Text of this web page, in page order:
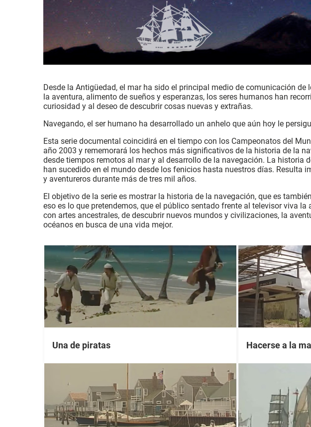
Desde la Antigüedad, el mar ha sido el principal medio de comunicación
la aventura, alimento de sueños y esperanzas, los seres humanos han
curiosidad y al deseo de descubrir cosas nuevas y extrañas.
Navegando, el ser humano ha desarrollado un anhelo que aún hoy le
Esta serie documental coincidirá en el tiempo con los Campeonatos del
año 2003 y rememorará los hechos más significativos de la historia de la
desde tiempos remotos al mar y al desarrollo de la navegación. La
han sucedido en el mundo desde los fenicios hasta nuestros días. Resulta
y aventureros durante más de tres mil años.
El objetivo de la serie es mostrar la historia de la navegación, que es
eso es lo que pretendemos, que el público sentado frente al televisor viva
con artes ancestrales, de descubrir nuevos mundos y civilizaciones, la
océanos en busca de una vida mejor.
Una de piratas Hacerse a la